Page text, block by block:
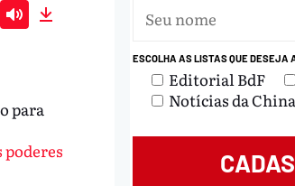
Mute
para
ESCOLHA AS LISTAS QUE DESEJA
Editorial BdF
Notícias da China